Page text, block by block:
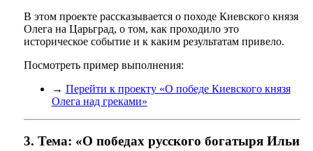
В этом проекте рассказывается о походе Киевского князя
Олега на Царьград, о том, как проходило это
историческое событие и к каким результатам привело.
Посмотреть пример выполнения:
→ Перейти к проекту «О победе Киевского князя
Олега над греками»
3. Тема: «О победах русского богатыря Ильи